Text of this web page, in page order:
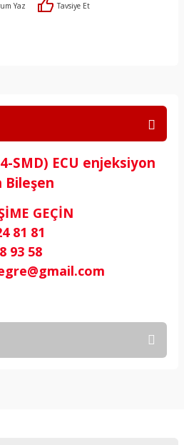
Yaz Tavsiye Et
SMD) ECU enjeksiyon
GEÇİN
81 81
93 58